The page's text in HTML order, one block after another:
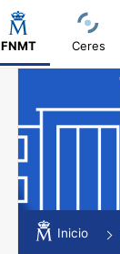
FNMT Ceres
Show/
Inicio